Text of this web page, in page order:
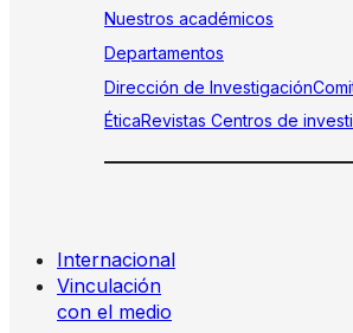
Nuestros académicos
Departamentos
Dirección de Investigación
ÉticaRevistas Centros de
Internacional
Vinculación
con el medio